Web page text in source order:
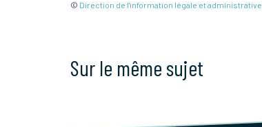
© Direction de l'information légale et administrative
Sur le même sujet